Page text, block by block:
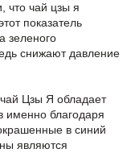
что чай цзы я
показатель
зеленого
снижают давление
Цзы Я обладает
именно благодаря
в синий
являются